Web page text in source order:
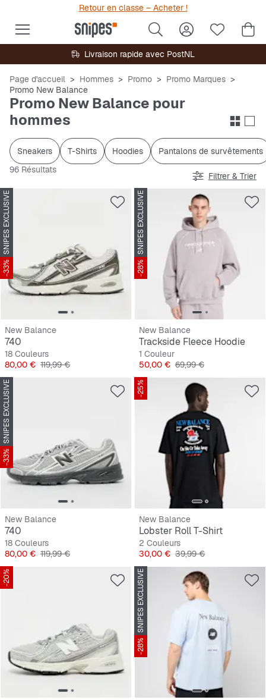
Retour en classe – Acheter !
Livraison rapide avec PostNL
Page d'accueil Hommes Promo
Promo Marques
Promo New Balance
Promo New Balance pour
hommes
Sneakers T-Shirts Hoodies
Pantalons de survêtements
96 Résultats
Filtrer & Trier
SNIPES EXCLUSIVE
-33%
New Balance
740
18 Couleurs
Prix
80,00 € Prix original
119,99 €
SNIPES EXCLUSIVE
-28%
New Balance
Trackside Fleece Hoodie
1 Couleur
Prix
50,00 € Prix original
69,99 €
SNIPES EXCLUSIVE
-33%
New Balance
740
18 Couleurs
Prix
80,00 € Prix original
119,99 €
-25%
New Balance
Lobster Roll T-Shirt
2 Couleurs
Prix
30,00 € Prix original
39,99 €
-20% SNIPES EXCLUSIVE
-28%